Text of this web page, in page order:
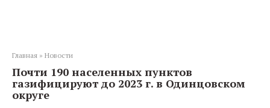
Главная » Новости
Почти 190 населенных пунктов
газифицируют до 2023 г. в Одинцовском
округе